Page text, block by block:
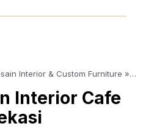
Interior & Custom Furniture »
Interior Cafe